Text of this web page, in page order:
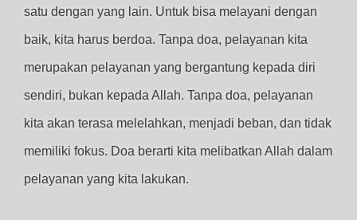
satu dengan yang lain. Untuk bisa melayani dengan
baik, kita harus berdoa. Tanpa doa, pelayanan kita
merupakan pelayanan yang bergantung kepada diri
sendiri, bukan kepada Allah. Tanpa doa, pelayanan
kita akan terasa melelahkan, menjadi beban, dan tidak
memiliki fokus. Doa berarti kita melibatkan Allah dalam
pelayanan yang kita lakukan.